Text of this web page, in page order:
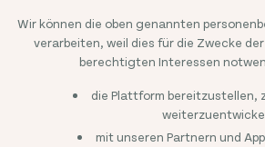
Wir können die oben genannten
verarbeiten, weil dies für die Zwecke
berechtigten Interessen
die Plattform bereitzustellen,
mit unseren Partnern und